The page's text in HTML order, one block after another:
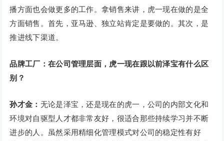
播方面也会做更多的工作。拿销售来讲，虎一现在做的是全
方面销售。首先，亚马逊、独立站肯定是要做的。其次，是
推进线下渠道。
品牌工厂：在公司管理层面，虎一现在跟以前泽宝有什么区
别？
孙才金： 无论是泽宝，还是现在的虎一，公司的内部文化和
环境对自驱型人才都非常友好，很适合那些持续学习并不断
进步的人。虽然采用精细化管理模式对公司的稳定性有好